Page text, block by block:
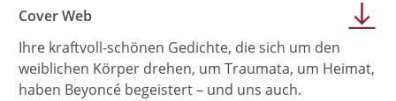
Cover Web
Ihre kraftvoll-schönen Gedichte, die sich um den
weiblichen Körper drehen, um Traumata, um Heimat,
haben Beyoncé begeistert – und uns auch.